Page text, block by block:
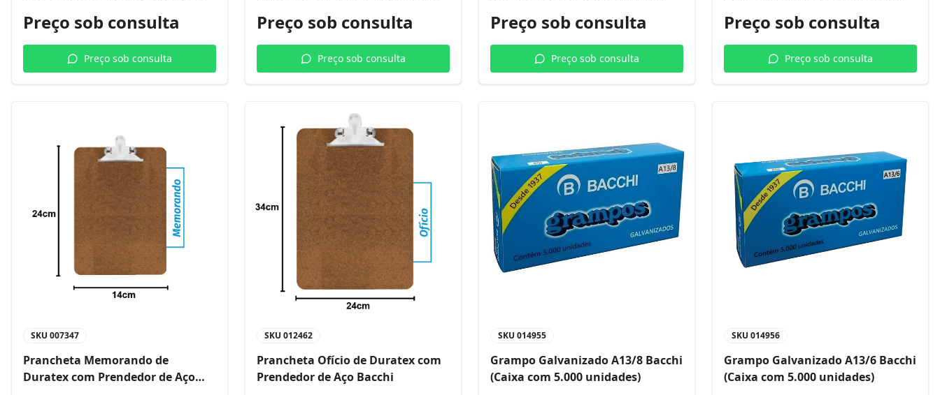
Preço sob consulta
Preço sob consulta
Preço sob consulta
Preço sob consulta
Preço sob consulta
Preço sob consulta
Preço sob consulta
Preço sob consulta
SKU 007347
Prancheta Memorando de
Duratex com Prendedor de Aço
SKU 012462
Prancheta Ofício de Duratex com
Prendedor de Aço Bacchi
SKU 014955
Grampo Galvanizado A13/8 Bacchi
(Caixa com 5.000 unidades)
SKU 014956
Grampo Galvanizado A13/6 Bacchi
(Caixa com 5.000 unidades)